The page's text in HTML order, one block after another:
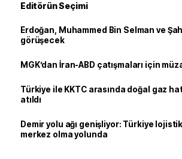
Editörün Seçimi
Erdoğan, Muhammed Bin Selman ve
görüşecek
MGK’dan İran-ABD çatışmaları için
Türkiye ile KKTC arasında doğal gaz
atıldı
Demir yolu ağı genişliyor: Türkiye
merkez olma yolunda